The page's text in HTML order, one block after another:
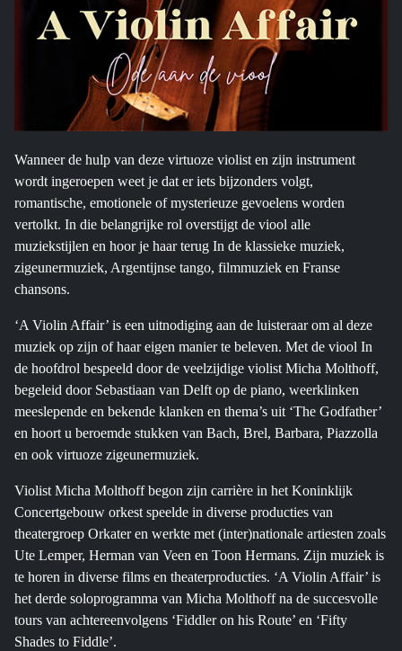
Wanneer de hulp van deze virtuoze violist en zijn instrument
wordt ingeroepen weet je dat er iets bijzonders volgt,
romantische, emotionele of mysterieuze gevoelens worden
vertolkt. In die belangrijke rol overstijgt de viool alle
muziekstijlen en hoor je haar terug In de klassieke muziek,
zigeunermuziek, Argentijnse tango, filmmuziek en Franse
chansons.
‘A Violin Affair’ is een uitnodiging aan de luisteraar om al deze
muziek op zijn of haar eigen manier te beleven. Met de viool In
de hoofdrol bespeeld door de veelzijdige violist Micha Molthoff,
begeleid door Sebastiaan van Delft op de piano, weerklinken
meeslepende en bekende klanken en thema’s uit ‘The Godfather’
en hoort u beroemde stukken van Bach, Brel, Barbara, Piazzolla
en ook virtuoze zigeunermuziek.
Violist Micha Molthoff begon zijn carrière in het Koninklijk
Concertgebouw orkest speelde in diverse producties van
theatergroep Orkater en werkte met (inter)nationale artiesten zoals
Ute Lemper, Herman van Veen en Toon Hermans. Zijn muziek is
te horen in diverse films en theaterproducties. ‘A Violin Affair’ is
het derde soloprogramma van Micha Molthoff na de succesvolle
tours van achtereenvolgens ‘Fiddler on his Route’ en ‘Fifty
Shades to Fiddle’.